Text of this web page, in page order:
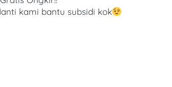
kami bantu subsidi kok